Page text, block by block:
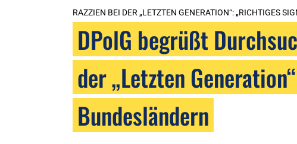
RAZZIEN BEI DER „LETZTEN GENERATION“: „RICHTIGES
DPolG begrüßt
der „Letzten
Bundesländern